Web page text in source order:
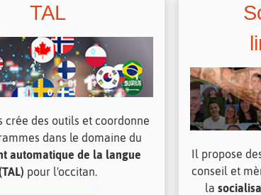
TAL
crée des outils et coordonne
dans le domaine du
automatique de la langue
pour l'occitan.
Il propose
conseil et
la